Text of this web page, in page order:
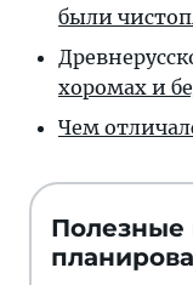
были
хоромах и
Чем
Полезные